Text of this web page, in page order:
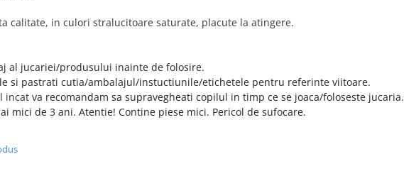
calitate, in culori stralucitoare saturate, placute la atingere.
al jucariei/produsului inainte de folosire.
si pastrati cutia/ambalajul/instuctiunile/etichetele pentru referinte viitoare.
incat va recomandam sa supravegheati copilul in timp ce se joaca/foloseste jucaria.
mici de 3 ani. Atentie! Contine piese mici. Pericol de sufocare.